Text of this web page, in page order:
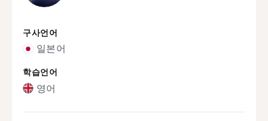
구사언어
일본어
학습언어
영어